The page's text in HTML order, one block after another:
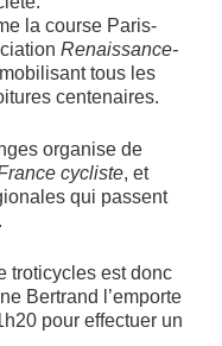
la course Paris-
Renaissance-
tous les
centenaires.
organise de
cycliste, et
qui passent
troticycles est donc
Bertrand l’emporte
pour effectuer un